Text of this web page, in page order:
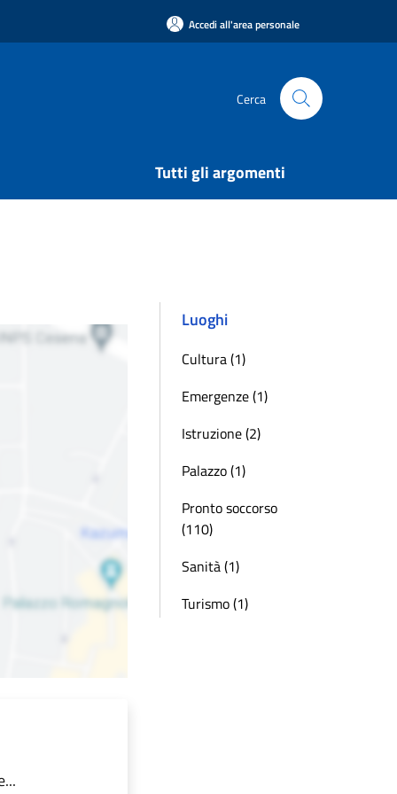
Accedi all'area personale
Cerca
Tutti gli argomenti
Luoghi
Cultura (1)
Emergenze (1)
Istruzione (2)
Palazzo (1)
Pronto soccorso
(110)
Sanità (1)
Turismo (1)